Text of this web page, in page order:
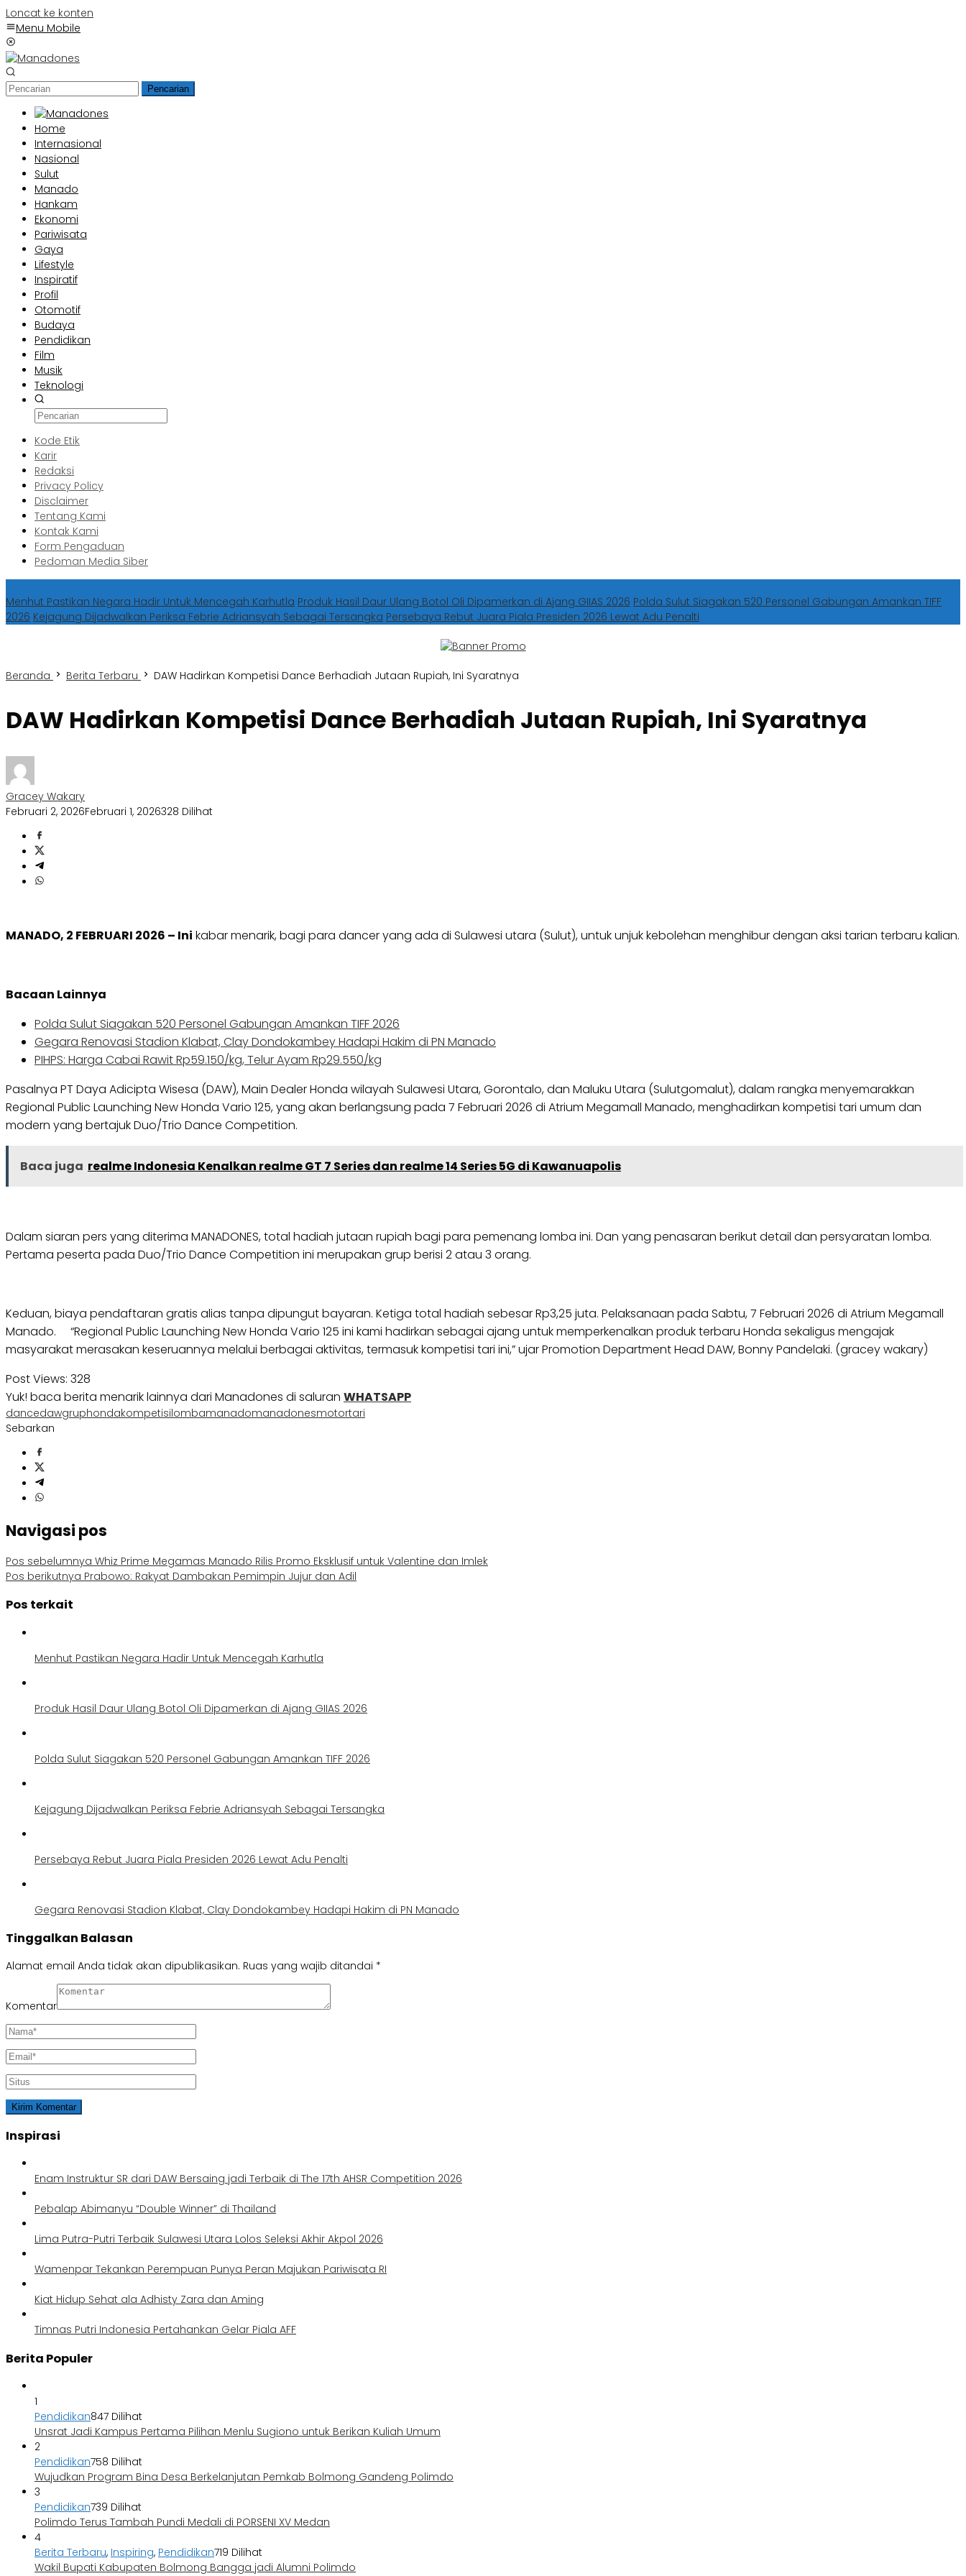
Loncat ke konten
Menu Mobile
Pencarian
Home
Internasional
Nasional
Sulut
Manado
Hankam
Ekonomi
Pariwisata
Gaya
Lifestyle
Inspiratif
Profil
Otomotif
Budaya
Pendidikan
Film
Musik
Teknologi
Kode Etik
Karir
Redaksi
Privacy Policy
Disclaimer
Tentang Kami
Kontak Kami
Form Pengaduan
Pedoman Media Siber
Menhut Pastikan Negara Hadir Untuk Mencegah Karhutla Produk Hasil Daur Ulang Botol Oli Dipamerkan di Ajang GIIAS 2026 Polda Sulut Siagakan 520 Personel Gabungan Amankan TIFF
2026 Kejagung Dijadwalkan Periksa Febrie Adriansyah Sebagai Tersangka Persebaya Rebut Juara Piala Presiden 2026 Lewat Adu Penalti
Beranda Berita Terbaru DAW Hadirkan Kompetisi Dance Berhadiah Jutaan Rupiah, Ini Syaratnya
DAW Hadirkan Kompetisi Dance Berhadiah Jutaan Rupiah, Ini Syaratnya
Gracey Wakary
Februari 2, 2026Februari 1, 2026328 Dilihat
MANADO, 2 FEBRUARI 2026 – Ini kabar menarik, bagi para dancer yang ada di Sulawesi utara (Sulut), untuk unjuk kebolehan menghibur dengan aksi tarian terbaru kalian.
Bacaan Lainnya
Polda Sulut Siagakan 520 Personel Gabungan Amankan TIFF 2026
Gegara Renovasi Stadion Klabat, Clay Dondokambey Hadapi Hakim di PN Manado
PIHPS: Harga Cabai Rawit Rp59.150/kg, Telur Ayam Rp29.550/kg
Pasalnya PT Daya Adicipta Wisesa (DAW), Main Dealer Honda wilayah Sulawesi Utara, Gorontalo, dan Maluku Utara (Sulutgomalut), dalam rangka menyemarakkan
Regional Public Launching New Honda Vario 125, yang akan berlangsung pada 7 Februari 2026 di Atrium Megamall Manado, menghadirkan kompetisi tari umum dan
modern yang bertajuk Duo/Trio Dance Competition.
Baca juga realme Indonesia Kenalkan realme GT 7 Series dan realme 14 Series 5G di Kawanuapolis
Dalam siaran pers yang diterima MANADONES, total hadiah jutaan rupiah bagi para pemenang lomba ini. Dan yang penasaran berikut detail dan persyaratan lomba.
Pertama peserta pada Duo/Trio Dance Competition ini merupakan grup berisi 2 atau 3 orang.
Keduan, biaya pendaftaran gratis alias tanpa dipungut bayaran. Ketiga total hadiah sebesar Rp3,25 juta. Pelaksanaan pada Sabtu, 7 Februari 2026 di Atrium Megamall
Manado. “Regional Public Launching New Honda Vario 125 ini kami hadirkan sebagai ajang untuk memperkenalkan produk terbaru Honda sekaligus mengajak
masyarakat merasakan keseruannya melalui berbagai aktivitas, termasuk kompetisi tari ini,” ujar Promotion Department Head DAW, Bonny Pandelaki. (gracey wakary)
Post Views: 328
Yuk! baca berita menarik lainnya dari Manadones di saluran WHATSAPP
dancedawgruphondakompetisilombamanadomanadonesmotortari
Sebarkan
Navigasi pos
Pos sebelumnya Whiz Prime Megamas Manado Rilis Promo Eksklusif untuk Valentine dan Imlek
Pos berikutnya Prabowo: Rakyat Dambakan Pemimpin Jujur dan Adil
Pos terkait
Menhut Pastikan Negara Hadir Untuk Mencegah Karhutla
Produk Hasil Daur Ulang Botol Oli Dipamerkan di Ajang GIIAS 2026
Polda Sulut Siagakan 520 Personel Gabungan Amankan TIFF 2026
Kejagung Dijadwalkan Periksa Febrie Adriansyah Sebagai Tersangka
Persebaya Rebut Juara Piala Presiden 2026 Lewat Adu Penalti
Gegara Renovasi Stadion Klabat, Clay Dondokambey Hadapi Hakim di PN Manado
Tinggalkan Balasan
Alamat email Anda tidak akan dipublikasikan. Ruas yang wajib ditandai *
Komentar
Inspirasi
Enam Instruktur SR dari DAW Bersaing jadi Terbaik di The 17th AHSR Competition 2026
Pebalap Abimanyu “Double Winner” di Thailand
Lima Putra-Putri Terbaik Sulawesi Utara Lolos Seleksi Akhir Akpol 2026
Wamenpar Tekankan Perempuan Punya Peran Majukan Pariwisata RI
Kiat Hidup Sehat ala Adhisty Zara dan Aming
Timnas Putri Indonesia Pertahankan Gelar Piala AFF
Berita Populer
1
Pendidikan847 Dilihat
Unsrat Jadi Kampus Pertama Pilihan Menlu Sugiono untuk Berikan Kuliah Umum
2
Pendidikan758 Dilihat
Wujudkan Program Bina Desa Berkelanjutan Pemkab Bolmong Gandeng Polimdo
3
Pendidikan739 Dilihat
Polimdo Terus Tambah Pundi Medali di PORSENI XV Medan
4
Berita Terbaru, Inspiring, Pendidikan719 Dilihat
Wakil Bupati Kabupaten Bolmong Bangga jadi Alumni Polimdo